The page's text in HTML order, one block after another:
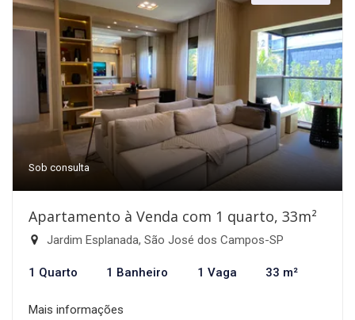
Sob consulta
Apartamento à Venda com 1 quarto, 33m²
Jardim Esplanada, São José dos Campos-SP
1 Quarto 1 Banheiro 1 Vaga 33 m²
Mais informações